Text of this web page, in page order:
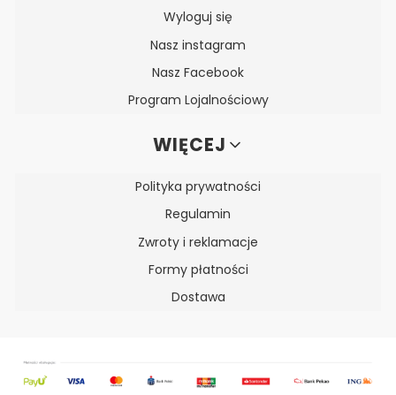
Wyloguj się
Nasz instagram
Nasz Facebook
Program Lojalnościowy
WIĘCEJ
Polityka prywatności
Regulamin
Zwroty i reklamacje
Formy płatności
Dostawa